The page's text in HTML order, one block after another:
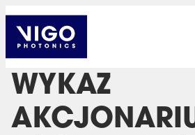
WYKAZ